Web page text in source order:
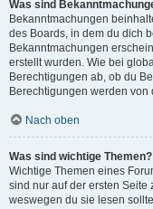
Was sind
Bekanntmachungen
des Boards, in dem du dich
Bekanntmachungen
erstellt wurden. Wie bei
Berechtigungen ab, ob du
Berechtigungen werden
Nach oben
Was sind wichtige Themen?
Wichtige Themen eines
sind nur auf der ersten
weswegen du sie lesen